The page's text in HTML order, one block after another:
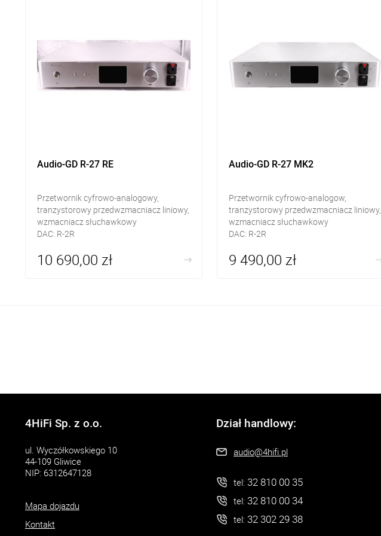
Audio-GD R-27 RE
Przetwornik cyfrowo-analogowy,
tranzystorowy przedwzmacniacz liniowy,
wzmacniacz słuchawkowy
DAC: R-2R
RCA, TOSLINK, I2S/HDMI, USB Amanero
Wyjścia: RCA, XLR, ACSS, headphone
10 690,00 zł
Audio-GD R-27 MK2
Przetwornik cyfrowo-analogow,
tranzystorowy przedwzmacniacz liniowy,
wzmacniacz słuchawkowy
DAC: R-2R
RCA, TOSLINK, I2S/HDMI, USB Amanero
Wyjścia: RCA, XLR, ACSS, headphone
9 490,00 zł
4HiFi Sp. z o.o.
ul. Wyczółkowskiego 10
44-109 Gliwice
NIP: 6312647128
Mapa dojazdu
Kontakt
Dział handlowy:
audio@4hifi.pl
tel: 32 810 00 35
tel: 32 810 00 34
tel: 32 302 29 38